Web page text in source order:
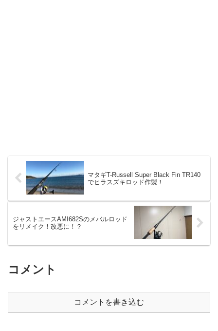
マタギT-Russell Super Black Fin TR140
でヒラスズキロッド作製！
ジャストエースAMI682Sのメバルロッド
をリメイク！改悪に！？
コメント
コメントを書き込む